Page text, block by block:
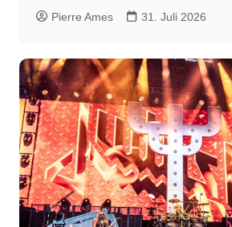
Pierre Ames 31. Juli 2026